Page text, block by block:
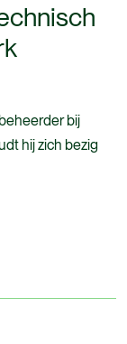
bij
hij zich bezig